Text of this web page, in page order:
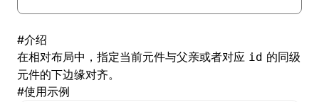
#介绍
在相对布局中，指定当前元件与父亲或者对应 id 的同级
元件的下边缘对齐。
#使用示例